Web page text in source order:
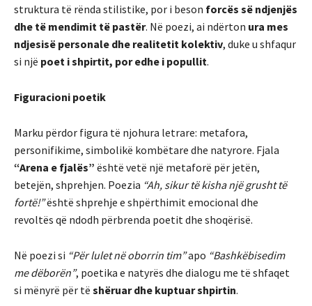
struktura të rënda stilistike, por i beson forcës së ndjenjës
dhe të mendimit të pastër. Në poezi, ai ndërton ura mes
ndjesisë personale dhe realitetit kolektiv, duke u shfaqur
si një poet i shpirtit, por edhe i popullit.
Figuracioni poetik
Marku përdor figura të njohura letrare: metafora,
personifikime, simbolikë kombëtare dhe natyrore. Fjala
“Arena e fjalës” është vetë një metaforë për jetën,
betejën, shprehjen. Poezia “Ah, sikur të kisha një grusht të
fortë!”është shprehje e shpërthimit emocional dhe
revoltës që ndodh përbrenda poetit dhe shoqërisë.
Në poezi si “Për lulet në oborrin tim”apo “Bashkëbisedim
me dëborën”, poetika e natyrës dhe dialogu me të shfaqet
si mënyrë për të shëruar dhe kuptuar shpirtin.